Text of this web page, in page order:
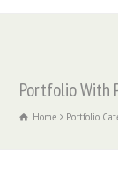
Portfolio With
Home Portfolio